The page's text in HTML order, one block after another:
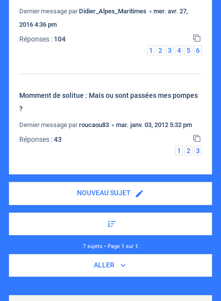
Dernier message par Didier_Alpes_Maritimes « mer. avr. 27,
2016 4:36 pm
Réponses : 104
1
2 3 4 5 6
Momment de solitue : Mais ou sont passées mes pompes
?
Dernier message parroucaou83 « mar. janv. 03, 2012 5:32 pm
Réponses :43
1
2 3
NOUVEAU SUJET
7 sujets • Page 1 sur 1
ALLER